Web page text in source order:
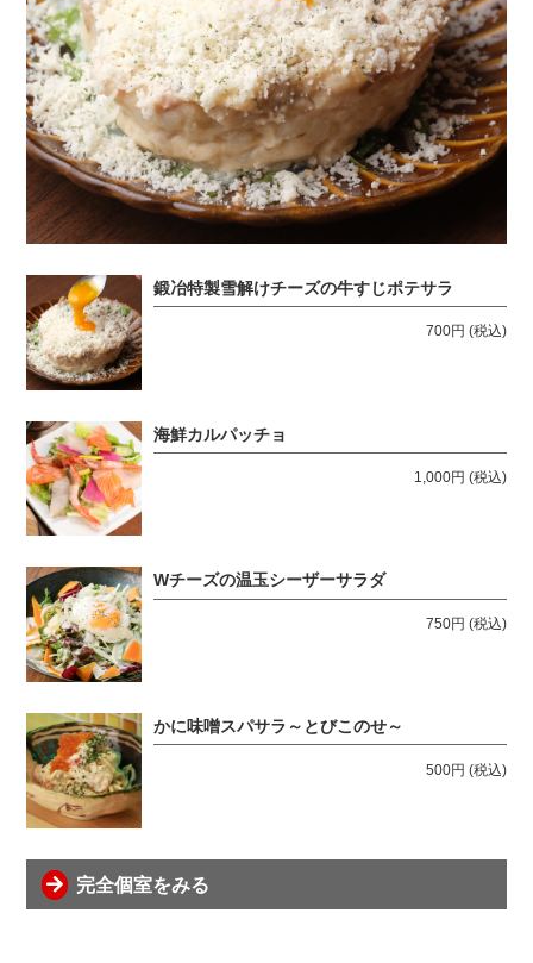
鍛冶特製雪解けチーズの牛すじポテサラ
700円 (税込)
海鮮カルパッチョ
1,000円 (税込)
Wチーズの温玉シーザーサラダ
750円 (税込)
かに味噌スパサラ～とびこのせ～
500円 (税込)
完全個室をみる